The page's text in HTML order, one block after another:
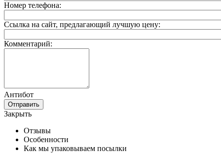
Номер телефона:
Ссылка на сайт, предлагающий лучшую цену:
Комментарий:
Антибот
Отправить
Закрыть
Отзывы
Особенности
Как мы упаковываем посылки